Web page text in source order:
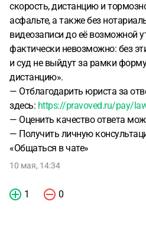
скорость, дистанцию и
асфальте, а также без
видеозаписи до её возможной
фактически невозможно: без
и суд не выйдут за рамки
дистанцию».
— Отблагодарить юриста за
здесь: https://pravoved.ru/pay/
— Оценить качество ответа
— Получить личную
«Общаться в чате»
10 мая, 14:34
1 0